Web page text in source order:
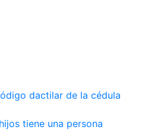
dactilar de la cédula
tiene una persona